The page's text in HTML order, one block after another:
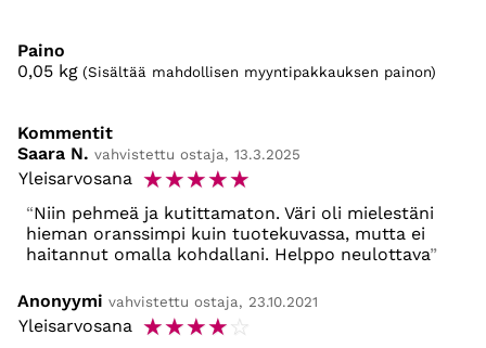
Paino
0,05 kg (Sisältää mahdollisen myyntipakkauksen painon)
Kommentit
Saara N. vahvistettu ostaja, 13.3.2025
Yleisarvosana ☆☆☆☆☆
Niin pehmeä ja kutittamaton. Väri oli mielestäni
hieman oranssimpi kuin tuotekuvassa, mutta ei
haitannut omalla kohdallani. Helppo neulottava
Anonyymi vahvistettu ostaja, 23.10.2021
Yleisarvosana ☆☆☆☆☆